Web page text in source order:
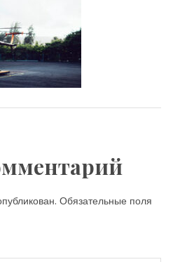
Обязательные поля